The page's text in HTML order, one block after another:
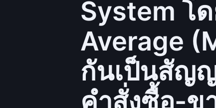
System โ
Average
กันเป็นสัญ
คำสั่งซื้อ-ข